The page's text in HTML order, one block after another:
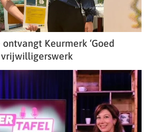
Keurmerk ‘Goed
vrijwilligerswerk